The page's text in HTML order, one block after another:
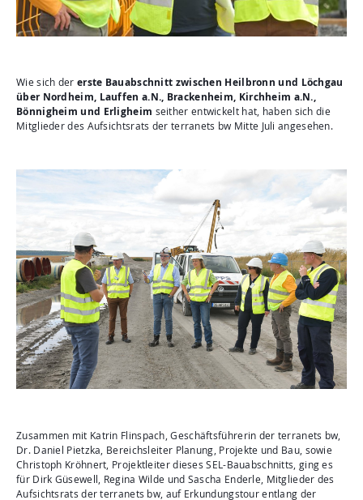
Wie sich der erste Bauabschnitt zwischen Heilbronn und Löchgau
über Nordheim, Lauffen a.N., Brackenheim, Kirchheim a.N.,
Bönnigheim und Erligheim seither entwickelt hat, haben sich die
Mitglieder des Aufsichtsrats der terranets bw Mitte Juli angesehen.
Zusammen mit Katrin Flinspach, Geschäftsführerin der terranets bw,
Dr. Daniel Pietzka, Bereichsleiter Planung, Projekte und Bau, sowie
Christoph Kröhnert, Projektleiter dieses SEL-Bauabschnitts, ging es
für Dirk Güsewell, Regina Wilde und Sascha Enderle, Mitglieder des
Aufsichtsrats der terranets bw, auf Erkundungstour entlang der